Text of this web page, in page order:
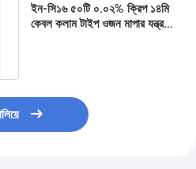
ইন-সি১৬ ৫০টি ০.০২% ক্রিপ ১৪মি
কেবল কলাম টাইপ ওজন মাপার যন্ত্র